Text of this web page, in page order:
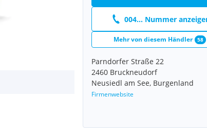
004... Nummer
Mehr von diesem Händler 58
Parndorfer Straße 22
2460 Bruckneudorf
Neusiedl am See, Burgenland
Firmenwebsite